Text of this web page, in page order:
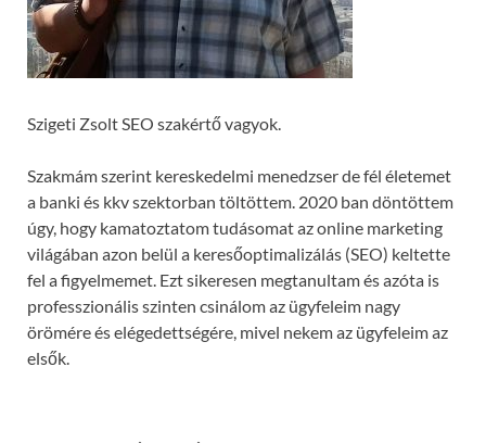
Szigeti Zsolt SEO szakértő vagyok.
Szakmám szerint kereskedelmi menedzser de fél életemet
a banki és kkv szektorban töltöttem. 2020 ban döntöttem
úgy, hogy kamatoztatom tudásomat az online marketing
világában azon belül a keresőoptimalizálás (SEO) keltette
fel a figyelmemet. Ezt sikeresen megtanultam és azóta is
professzionális szinten csinálom az ügyfeleim nagy
örömére és elégedettségére, mivel nekem az ügyfeleim az
elsők.